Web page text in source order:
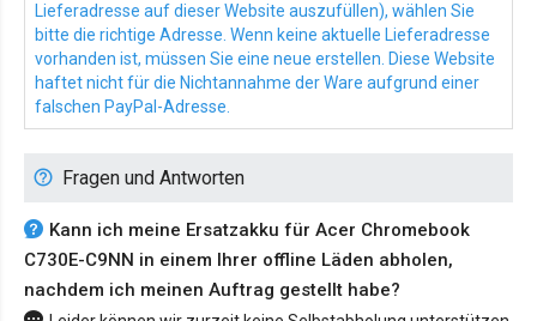
Lieferadresse auf dieser Website auszufüllen), wählen Sie
bitte die richtige Adresse. Wenn keine aktuelle Lieferadresse
vorhanden ist, müssen Sie eine neue erstellen. Diese Website
haftet nicht für die Nichtannahme der Ware aufgrund einer
falschen PayPal-Adresse.
Fragen und Antworten
Kann ich meine Ersatzakku für Acer Chromebook
C730E-C9NN in einem Ihrer offline Läden abholen,
nachdem ich meinen Auftrag gestellt habe?